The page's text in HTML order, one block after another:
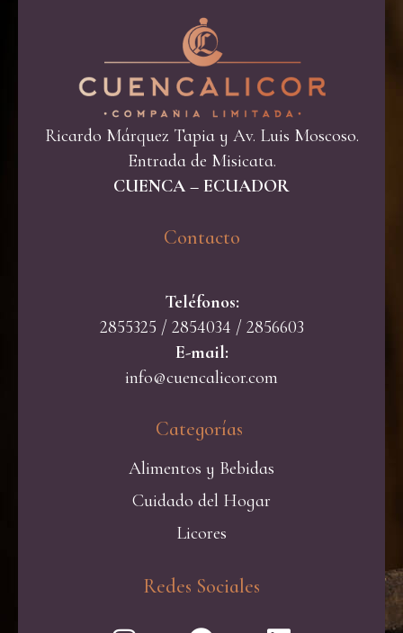
Ricardo Márquez Tapia y Av. Luis Moscoso.
Entrada de Misicata.
CUENCA – ECUADOR
Contacto​
Teléfonos:
2855325 / 2854034 / 2856603
E-mail:
info@cuencalicor.com
Categorías ​
Alimentos y Bebidas
Cuidado del Hogar
Licores
Redes Sociales